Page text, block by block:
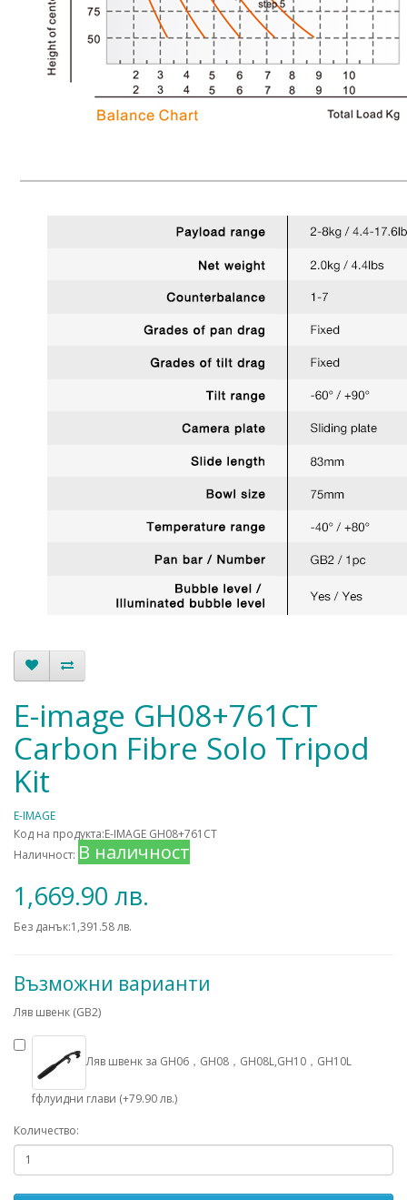
E-image GH08+761CT
Carbon Fibre Solo Tripod
Kit
E-IMAGE
Код на продукта:E-IMAGE GH08+761CT
Наличност: В наличност
1,669.90 лв.
Без данък:1,391.58 лв.
Възможни варианти
Ляв швенк (GB2)
Ляв швенк за GH06，GH08，GH08L,GH10，GH10L
fфлуидни глави (+79.90 лв.)
Количество: